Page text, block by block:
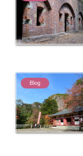
Blog